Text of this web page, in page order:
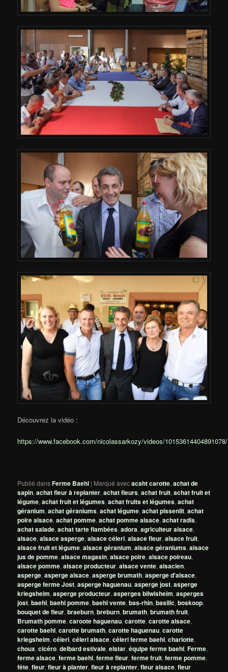
Découvrez la vidéo :
https://www.facebook.com/nicolassarkozy/videos/10153614404891078/
Publié dansFerme Baehl | Marqué avecacaht carotte,achat de
sapin,achat fleur à replanter,achat fleurs,achat fruit,achat fruit et
légume,achat fruit et légumes,achat fruits et légumes,achat
géranium,achat géraniums,achat légume,achat pissenlit,achat
poire alsace,achat pomme,achat pomme alsace,achat radis,
achat salade,achat tarte flambées,adora,agriculteur alsace,
alsace,alsace asperge,alsace céleri,alsace fleur,alsace fruit,
alsace fruit et légume,alsace géranium,alsace géraniums,alsace
jus de pomme,alsace magasin,alsace poire,alsace poireau,
alsace pomme,alsace producteur,alsace vente,alsacien,
asperge,asperge alsace,asperge brumath,asperge d'alsace,
asperge ferme Jost,asperge haguenau,asperge jost,asperge
kriegsheim,asperge producteur,asperges bilwisheim,asperges
jost,baehl,baehl pomme,baehl vente,bas-rhin,basilic,boskoop,
bouquet de fleur,braeburn,breburn,brumath,brumath fruit,
Brumath pomme,caroote haguenau,carotte,carotte alsace,
carotte baehl,carotte brumath,carotte haguenau,carotte
kriegsheim,céleri,céleri alsace,céleri ferme baehl,charlotte,
choux,cicéro,delbard estivale,elstar,équipe ferme baehl,Ferme,
ferme alsace,ferme baehl,ferme fleur,ferme fruit,ferme pomme,
fête,fleur,fleur à planter,fleur à replanter,fleur alsace,fleur